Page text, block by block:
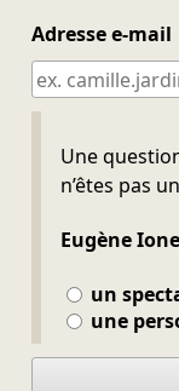
Adresse e-mail
Une
n’êtes pas
Eugène
un
une
Ne pas